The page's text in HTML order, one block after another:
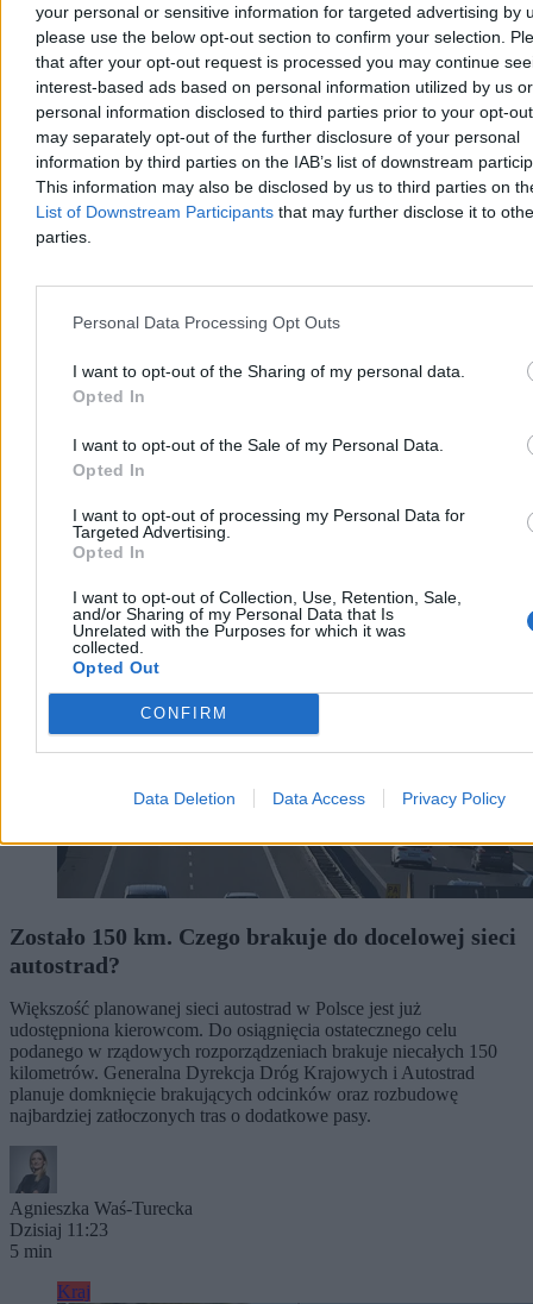
your personal or sensitive information for targeted advertising by
please use the below opt-out section to confirm your selection.
that after your opt-out request is processed you may continue
interest-based ads based on personal information utilized by us or
personal information disclosed to third parties prior to your opt-
may separately opt-out of the further disclosure of your personal
information by third parties on the IAB’s list of downstream
This information may also be disclosed by us to third parties on
List of Downstream Participants that may further disclose it to
parties.
Personal Data Processing Opt Outs
I want to opt-out of the Sharing of my personal data.
Opted In
I want to opt-out of the Sale of my Personal Data.
Opted In
I want to opt-out of processing my Personal Data for
Targeted Advertising.
Opted In
I want to opt-out of Collection, Use, Retention, Sale,
and/or Sharing of my Personal Data that Is
Unrelated with the Purposes for which it was
collected.
Opted Out
CONFIRM
Data Deletion Data Access Privacy Policy
Rolnik zaorał nową drogę. Usłyszał zarzut, grozi
Rybackiej w gliwickiej dzielnicy Ostropa skończyło się surowymi
pługiem świeży asfalt, usłyszał zarzut zniszczenia mienia o znacznej
wartości. Prokuratura wystąpiła o jego tymczasowe aresztowanie.
Agnieszka Waś-Turecka
Kraj
Zostało 150 km. Czego brakuje do docelowej sieci
autostrad?
Większość planowanej sieci autostrad w Polsce jest już
udostępniona kierowcom. Do osiągnięcia ostatecznego celu
podanego w rządowych rozporządzeniach brakuje niecałych 150
kilometrów. Generalna Dyrekcja Dróg Krajowych i Autostrad
planuje domknięcie brakujących odcinków oraz rozbudowę
najbardziej zatłoczonych tras o dodatkowe pasy.
Agnieszka Waś-Turecka
Dzisiaj 11:23
5 min
Kraj